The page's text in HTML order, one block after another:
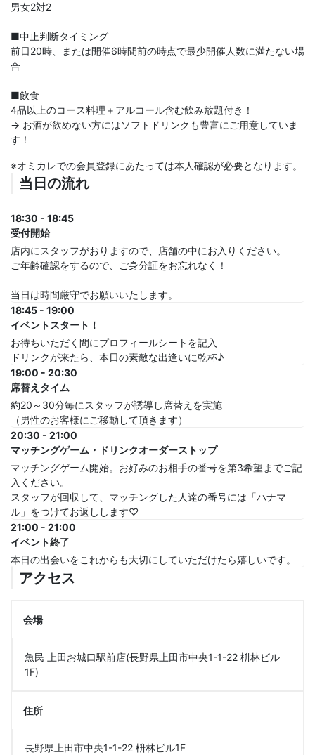
男女2対2
■中止判断タイミング
前日20時、または開催6時間前の時点で最少開催人数に満たない場
合
■飲食
4品以上のコース料理＋アルコール含む飲み放題付き！
→ お酒が飲めない方にはソフトドリンクも豊富にご用意していま
す！
※オミカレでの会員登録にあたっては本人確認が必要となります。
当日の流れ
18:30 - 18:45
受付開始
店内にスタッフがおりますので、店舗の中にお入りください。
ご年齢確認をするので、ご身分証をお忘れなく！
当日は時間厳守でお願いいたします。
18:45 - 19:00
イベントスタート！
お待ちいただく間にプロフィールシートを記入
ドリンクが来たら、本日の素敵な出逢いに乾杯♪
19:00 - 20:30
席替えタイム
約20～30分毎にスタッフが誘導し席替えを実施
（男性のお客様にご移動して頂きます）
20:30 - 21:00
マッチングゲーム・ドリンクオーダーストップ
マッチングゲーム開始。お好みのお相手の番号を第3希望までご記
入ください。
スタッフが回収して、マッチングした人達の番号には「ハナマ
ル」をつけてお返しします♡
21:00 - 21:00
イベント終了
本日の出会いをこれからも大切にしていただけたら嬉しいです。
アクセス
会場
魚民 上田お城口駅前店(長野県上田市中央1-1-22 枡林ビル
1F)
住所
長野県上田市中央1-1-22 枡林ビル1F